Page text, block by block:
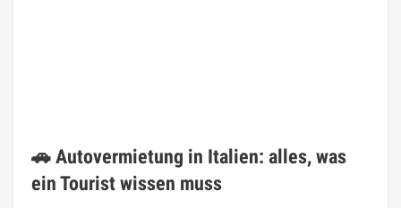
🚗 Autovermietung in Italien: alles, was
ein Tourist wissen muss